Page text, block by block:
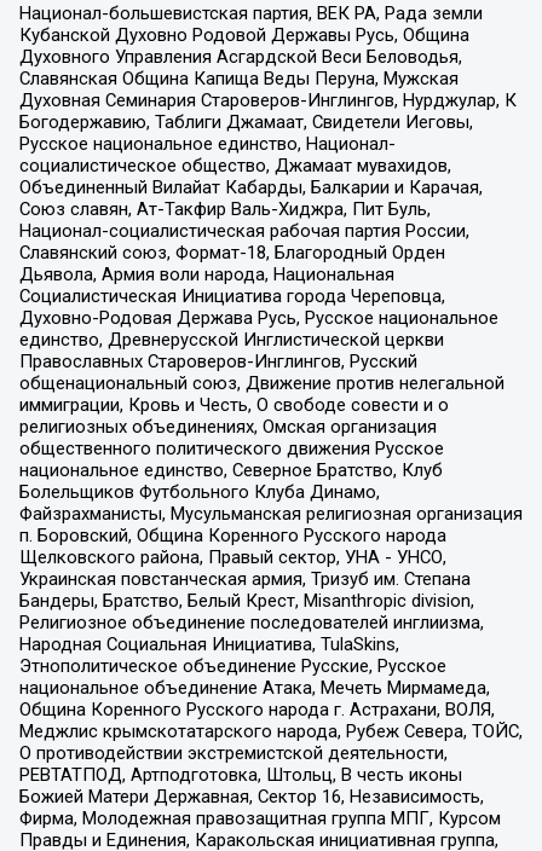
Национал-большевистская партия, ВЕК РА, Рада земли
Кубанской Духовно Родовой Державы Русь, Община
Духовного Управления Асгардской Веси Беловодья,
Славянская Община Капища Веды Перуна, Мужская
Духовная Семинария Староверов-Инглингов, Нурджулар, К
Богодержавию, Таблиги Джамаат, Свидетели Иеговы,
Русское национальное единство, Национал-
социалистическое общество, Джамаат мувахидов,
Объединенный Вилайат Кабарды, Балкарии и Карачая,
Союз славян, Ат-Такфир Валь-Хиджра, Пит Буль,
Национал-социалистическая рабочая партия России,
Славянский союз, Формат-18, Благородный Орден
Дьявола, Армия воли народа, Национальная
Социалистическая Инициатива города Череповца,
Духовно-Родовая Держава Русь, Русское национальное
единство, Древнерусской Инглистической церкви
Православных Староверов-Инглингов, Русский
общенациональный союз, Движение против нелегальной
иммиграции, Кровь и Честь, О свободе совести и о
религиозных объединениях, Омская организация
общественного политического движения Русское
национальное единство, Северное Братство, Клуб
Болельщиков Футбольного Клуба Динамо,
Файзрахманисты, Мусульманская религиозная организация
п. Боровский, Община Коренного Русского народа
Щелковского района, Правый сектор, УНА - УНСО,
Украинская повстанческая армия, Тризуб им. Степана
Бандеры, Братство, Белый Крест, Misanthropic division,
Религиозное объединение последователей инглиизма,
Народная Социальная Инициатива, TulaSkins,
Этнополитическое объединение Русские, Русское
национальное объединение Атака, Мечеть Мирмамеда,
Община Коренного Русского народа г. Астрахани, ВОЛЯ,
Меджлис крымскотатарского народа, Рубеж Севера, ТОЙС,
О противодействии экстремистской деятельности,
РЕВТАТПОД, Артподготовка, Штольц, В честь иконы
Божией Матери Державная, Сектор 16, Независимость,
Фирма, Молодежная правозащитная группа МПГ, Курсом
Правды и Единения, Каракольская инициативная группа,